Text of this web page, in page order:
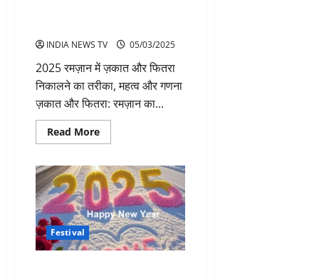
रही
धूम
INDIA NEWS TV 05/03/2025
2025 रमज़ान में ज़कात और फितरा
निकालने का तरीका, महत्व और गणना
ज़कात और फितरा: रमज़ान का...
Read MoreRead
more
रमज़ान
में
ज़कात
और
फितरा
निकालने
का
तरीका
व
Festival